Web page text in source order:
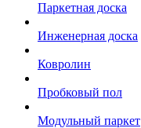
Паркетная доска
Инженерная доска
Ковролин
Пробковый пол
Модульный паркет